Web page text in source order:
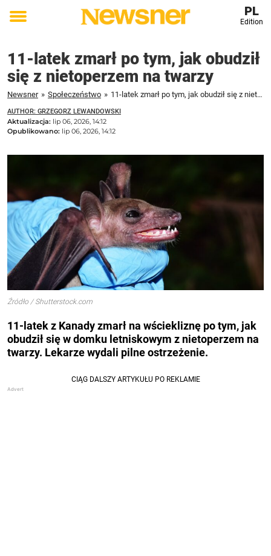
Toggle
PL
Edition
11-latek zmarł po tym, jak obudził
się z nietoperzem na twarzy
Newsner » Społeczeństwo » 11-latek zmarł po tym, jak obudził się z nietoperzem na twarzy
AUTHOR: GRZEGORZ LEWANDOWSKI
Aktualizacja: lip 06, 2026, 14:12
Opublikowano: lip 06, 2026, 14:12
Źródło / Shutterstock.com
11-latek z Kanady zmarł na wściekliznę po tym, jak
obudził się w domku letniskowym z nietoperzem na
twarzy. Lekarze wydali pilne ostrzeżenie.